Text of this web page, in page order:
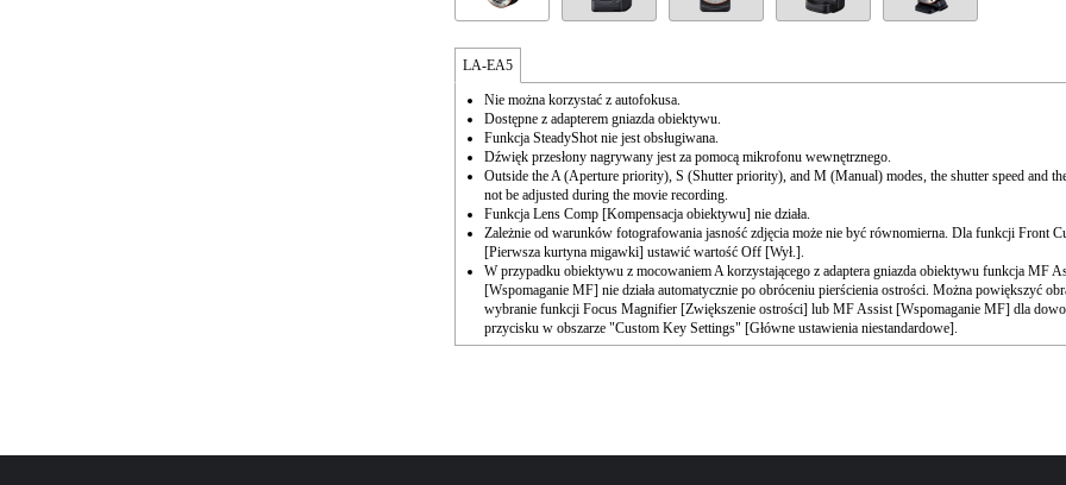
LA-EA5
Nie można korzystać z autofokusa.
Dostępne z adapterem gniazda obiektywu.
Funkcja SteadyShot nie jest obsługiwana.
Dźwięk przesłony nagrywany jest za pomocą mikrofonu wewnętrznego.
Outside the A (Aperture priority), S (Shutter priority), and M (Manual) modes, the shutter speed and
not be adjusted during the movie recording.
Funkcja Lens Comp [Kompensacja obiektywu] nie działa.
Zależnie od warunków fotografowania jasność zdjęcia może nie być równomierna. Dla funkcji Front
[Pierwsza kurtyna migawki] ustawić wartość Off [Wył.].
W przypadku obiektywu z mocowaniem A korzystającego z adaptera gniazda obiektywu funkcja MF
[Wspomaganie MF] nie działa automatycznie po obróceniu pierścienia ostrości. Można powiększyć
wybranie funkcji Focus Magnifier [Zwiększenie ostrości] lub MF Assist [Wspomaganie MF] dla
przycisku w obszarze "Custom Key Settings" [Główne ustawienia niestandardowe].